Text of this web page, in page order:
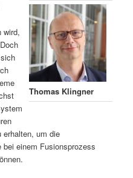
Thomas Klingner
wird,
erhalten, um die
einem Fusionsprozess